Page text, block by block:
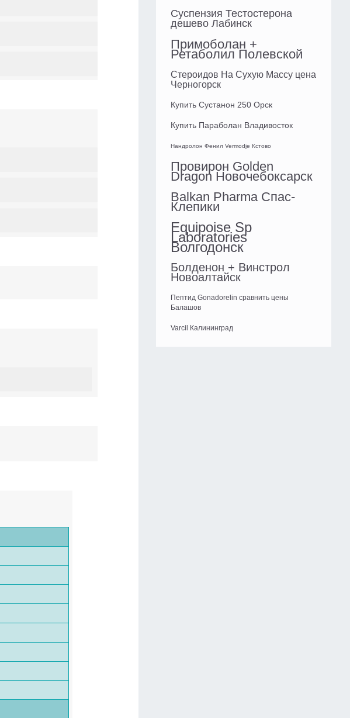
Суспензия Тестостерона
дешево Лабинск
Примоболан +
Ретаболил Полевской
Стероидов На Сухую Массу цена
Черногорск
Купить Сустанон 250 Орск
Купить Параболан Владивосток
Нандролон Фенил Vermodje Кстово
Провирон Golden
Dragon Новочебоксарск
Balkan Pharma Спас-
Клепики
Equipoise Sp
Laboratories
Волгодонск
Болденон + Винстрол
Новоалтайск
Пептид Gonadorelin сравнить цены
Балашов
Varcil Калининград